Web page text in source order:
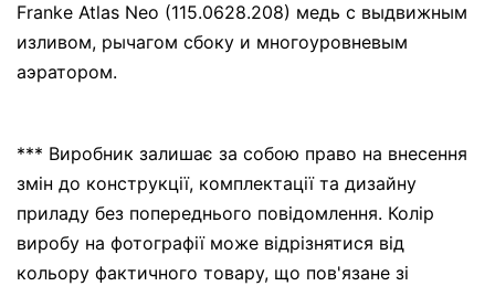
Franke Atlas Neo (115.0628.208) медь с выдвижным
изливом, рычагом сбоку и многоуровневым
аэратором.
*** Виробник залишає за собою право на внесення
змін до конструкції, комплектації та дизайну
приладу без попереднього повідомлення. Колір
виробу на фотографії може відрізнятися від
кольору фактичного товару, що пов'язане зі